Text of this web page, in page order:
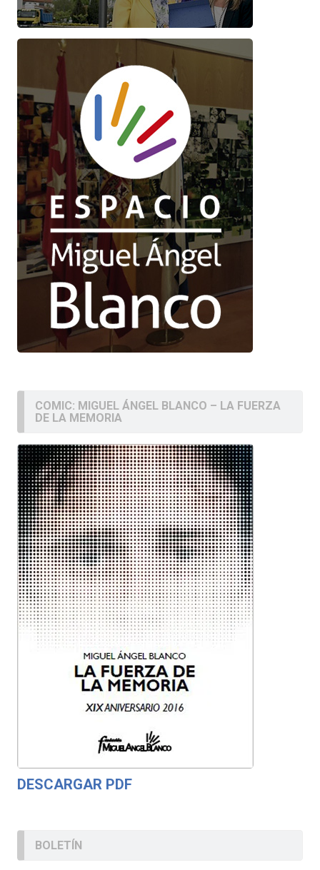
COMIC: MIGUEL ÁNGEL BLANCO – LA FUERZA
DE LA MEMORIA
DESCARGAR PDF
BOLETÍN